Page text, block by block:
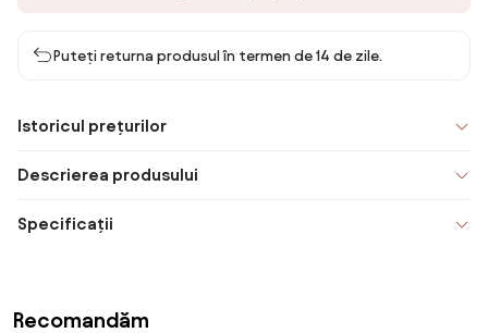
Puteți returna produsul în termen de 14 de zile.
Istoricul prețurilor
Descrierea produsului
Specificații
Recomandăm